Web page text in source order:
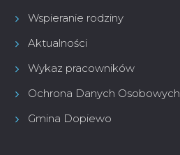
Wspieranie rodziny
Aktualności
Wykaz pracowników
Ochrona Danych Osobowych
Gmina Dopiewo